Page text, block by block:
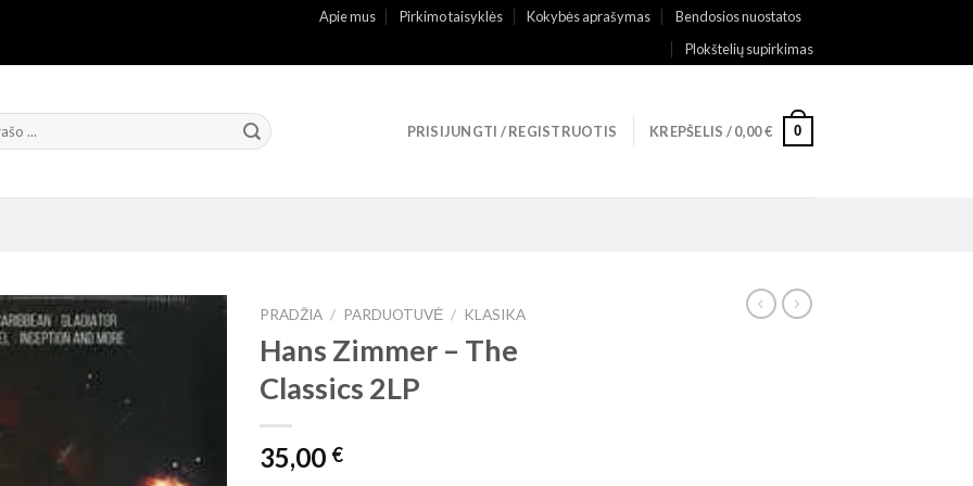
Apie mus Pirkimo taisyklės Kokybės aprašymas
Bendosios nuostatos
Plokštelių supirkimas
PRISIJUNGTI / REGISTRUOTIS KREPŠELIS /0,00€ 0
PRADŽIA / PARDUOTUVĖ / KLASIKA
Hans Zimmer ‎– The
Classics 2LP
35,00 €